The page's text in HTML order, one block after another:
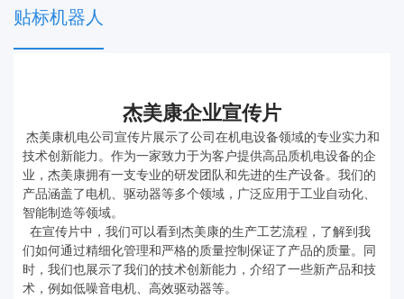
贴标机器人
杰美康企业宣传片
杰美康机电公司宣传片展示了公司在机电设备领域的专业实力和
技术创新能力。作为一家致力于为客户提供高品质机电设备的企
业，杰美康拥有一支专业的研发团队和先进的生产设备。我们的
产品涵盖了电机、驱动器等多个领域，广泛应用于工业自动化、
智能制造等领域。
在宣传片中，我们可以看到杰美康的生产工艺流程，了解到我
们如何通过精细化管理和严格的质量控制保证了产品的质量。同
时，我们也展示了我们的技术创新能力，介绍了一些新产品和技
术，例如低噪音电机、高效驱动器等。